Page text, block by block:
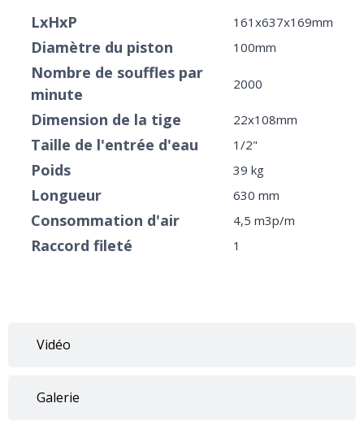
Vidéo
Galerie
LxHxP 161x637x169mm
Diamètre du piston 100mm
Nombre de souffles par
minute
2000
Dimension de la tige 22x108mm
Taille de l'entrée d'eau 1/2"
Poids 39 kg
Longueur 630 mm
Consommation d'air 4,5 m3p/m
Raccord fileté 1